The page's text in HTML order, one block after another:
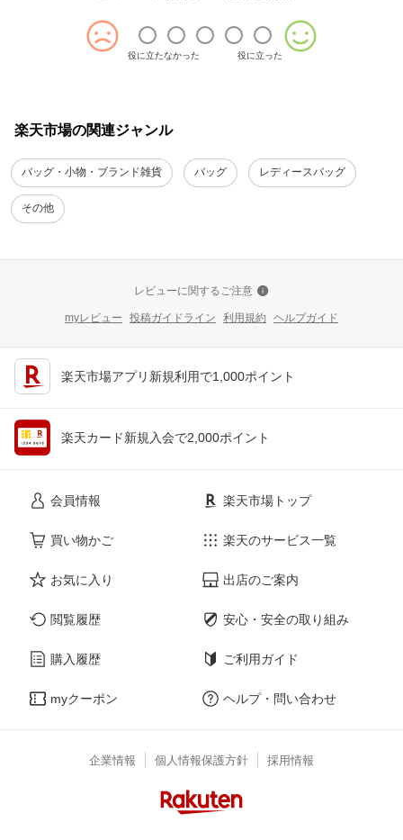
役に立たなかった 役に立った
楽天市場の関連ジャンル
バッグ・小物・ブランド雑貨 バッグ レディースバッグ
その他
レビューに関するご注意
myレビュー 投稿ガイドライン 利用規約 ヘルプガイド
楽天市場アプリ新規利用で1,000ポイント
楽天カード新規入会で2,000ポイント
会員情報
買い物かご
お気に入り
閲覧履歴
購入履歴
myクーポン
楽天市場トップ
楽天のサービス一覧
出店のご案内
安心・安全の取り組み
ご利用ガイド
ヘルプ・問い合わせ
企業情報 個人情報保護方針 採用情報